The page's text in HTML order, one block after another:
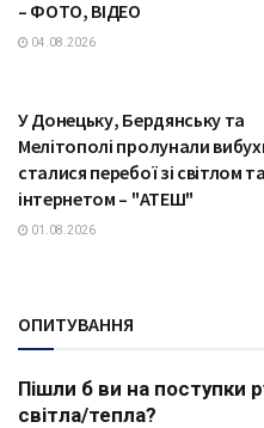
– ФОТО, ВІДЕО
04.08.2026
У Донецьку, Бердянську та
Мелітополі пролунали
сталися перебої зі світлом та
інтернетом – "АТЕШ"
01.08.2026
ОПИТУВАННЯ
Пішли б ви на поступки
світла/тепла?